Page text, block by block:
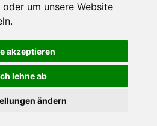
um unsere Website
akzeptieren
lehne ab
ändern